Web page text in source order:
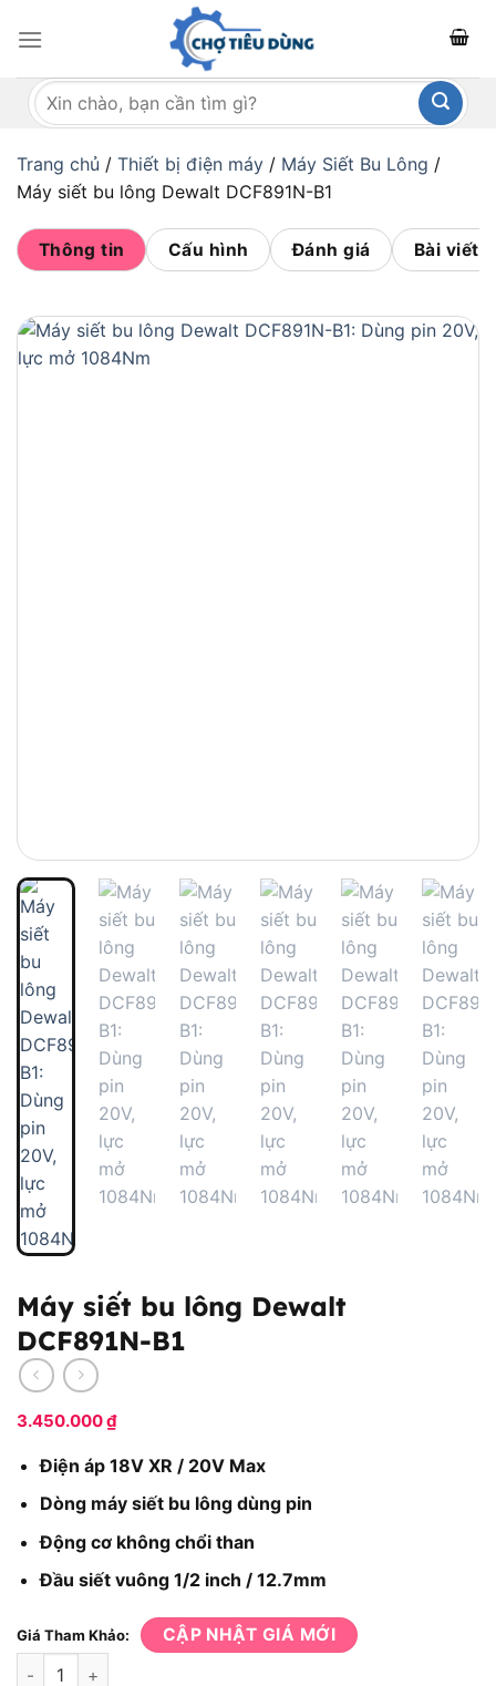
qua
dungTìm
kiếm:
Trang chủ / Thiết bị điện máy / Máy Siết Bu Lông /
Máy siết bu lông Dewalt DCF891N-B1
Thông tin Cấu hình Đánh giá Bài viết
Máy siết bu lông Dewalt
DCF891N-B1
3.450.000₫
Điện áp 18V XR / 20V Max
Dòng máy siết bu lông dùng pin
Động cơ không chổi than
Đầu siết vuông 1/2 inch / 12.7mm
Giá Tham Khảo: CẬP NHẬT GIÁ MỚI
Máy siết bu lông Dewalt DCF891N-B1 số lượng